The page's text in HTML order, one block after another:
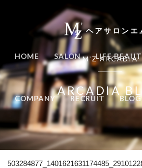
ヘアサロンエ
HOME SALON LIFE
COMPANY RECRUIT BLOG
M'Z ARCADIA
ARCADIA